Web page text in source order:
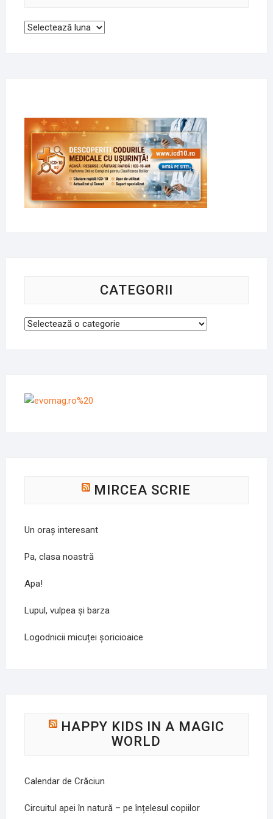
Arhive
CATEGORII
Categorii
MIRCEA SCRIE
Un oraș interesant
Pa, clasa noastră
Apa!
Lupul, vulpea și barza
Logodnicii micuței șoricioaice
HAPPY KIDS IN A MAGIC
WORLD
Calendar de Crăciun
Circuitul apei în natură – pe înțelesul copiilor